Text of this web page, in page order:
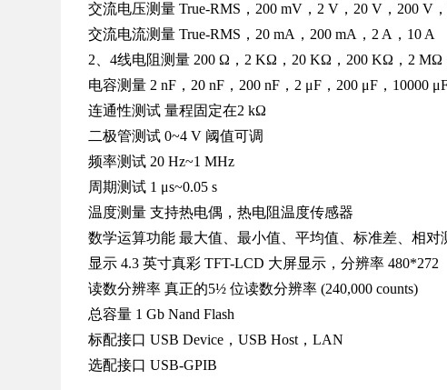
交流电压测量 True-RMS，200 mV，2 V，20 V，200 V
交流电流测量 True-RMS，20 mA，200 mA，2 A，10 A
2、4线电阻测量 200 Ω，2 KΩ，20 KΩ，200 KΩ，2
电容测量 2 nF，20 nF，200 nF，2 μF，200 μF，10000
连通性测试 量程固定在2 kΩ
二极管测试 0~4 V 阈值可调
频率测试 20 Hz~1 MHz
周期测试 1 μs~0.05 s
温度测量 支持热电偶，热电阻温度传感器
数学运算功能 最大值、最小值、平均值、标准差、相对
显示 4.3 英寸真彩 TFT-LCD 大屏显示，分辨率 480*272
读数分辨率 真正的5½ 位读数分辨率 (240,000 counts)
总容量 1 Gb Nand Flash
标配接口 USB Device，USB Host，LAN
选配接口 USB-GPIB